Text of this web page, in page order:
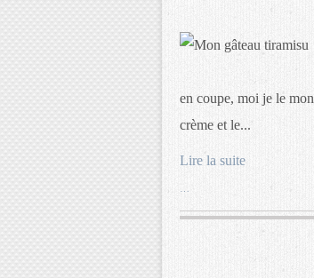
en coupe, moi je le
crème et le...
Lire la suite